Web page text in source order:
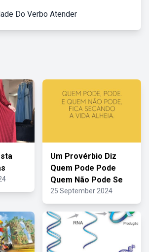
Do Verbo Atender
Um Provérbio Diz
Quem Pode Pode
Quem Não Pode Se
25 September 2024